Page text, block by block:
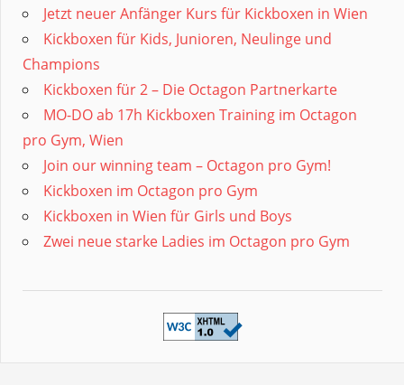
Jetzt neuer Anfänger Kurs für Kickboxen in Wien
Kickboxen für Kids, Junioren, Neulinge und
Champions
Kickboxen für 2 – Die Octagon Partnerkarte
MO-DO ab 17h Kickboxen Training im Octagon
pro Gym, Wien
Join our winning team – Octagon pro Gym!
Kickboxen im Octagon pro Gym
Kickboxen in Wien für Girls und Boys
Zwei neue starke Ladies im Octagon pro Gym